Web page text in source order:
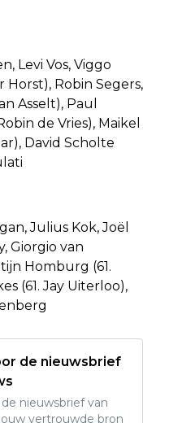
Levi Vos, Viggo
Robin Segers,
Asselt), Paul
de Vries), Maikel
David Scholte
Julius Kok, Joël
Giorgio van
Homburg (61.
(61. Jay Uiterloo),
de nieuwsbrief
nieuwsbrief van
vertrouwde bron